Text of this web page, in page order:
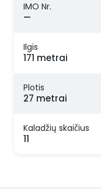
IMO Nr.
—
Ilgis
171 metrai
Plotis
27 metrai
Kaladžių skaičius
11